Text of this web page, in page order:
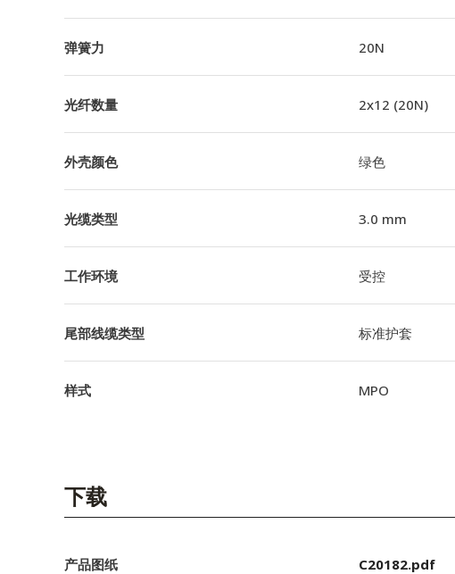
弹簧力 20N
光纤数量 2x12 (20N)
外壳颜色 绿色
光缆类型 3.0 mm
工作环境 受控
尾部线缆类型 标准护套
样式 MPO
下载
产品图纸 C20182.pdf